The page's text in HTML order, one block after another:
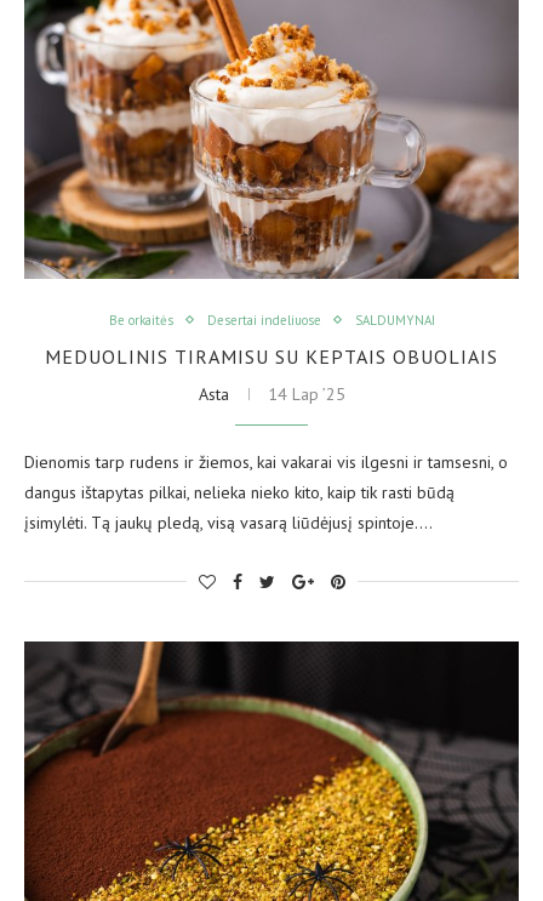
Be orkaitės Desertai indeliuose SALDUMYNAI
MEDUOLINIS TIRAMISU SU KEPTAIS OBUOLIAIS
Asta 14 Lap ’25
Dienomis tarp rudens ir žiemos, kai vakarai vis ilgesni ir tamsesni, o
dangus ištapytas pilkai, nelieka nieko kito, kaip tik rasti būdą
įsimylėti. Tą jaukų pledą, visą vasarą liūdėjusį spintoje.…